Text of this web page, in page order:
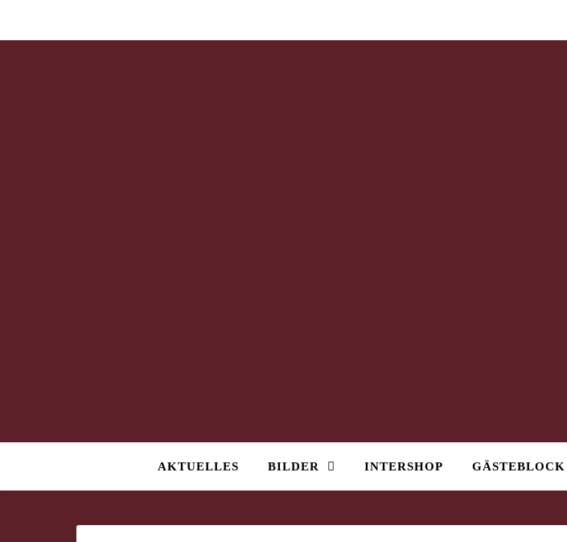
AKTUELLES BILDER INTERSHOP GÄSTEBLOCK